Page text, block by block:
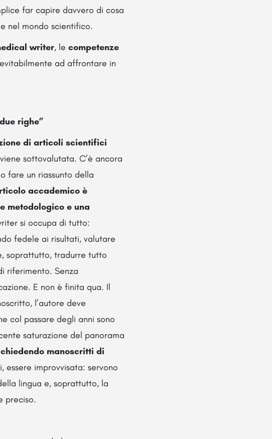
far capire davvero di cosa
nel mondo scientifico.
writer, le competenze
ad affrontare in
righe”
di articoli scientifici
sottovalutata. C’è ancora
fare un riassunto della
accademico è
metodologico e una
si occupa di tutto:
fedele ai risultati, valutare
soprattutto, tradurre tutto
riferimento. Senza
E non è finita qua. Il
l’autore deve
col passare degli anni sono
saturazione del panorama
manoscritti di
essere improvvisata: servono
lingua e, soprattutto, la
preciso.